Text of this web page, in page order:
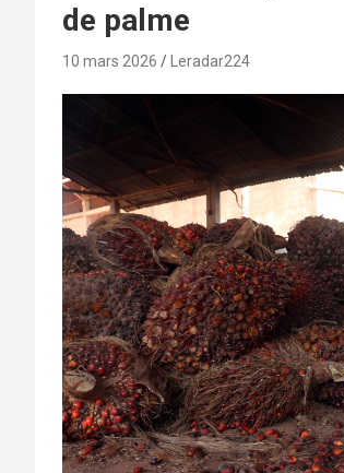
de palme
10 mars 2026 Leradar224